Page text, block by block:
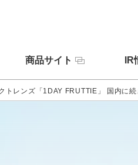
商品サイト
トレンズ「1DAY FRUTTIE」 国内に